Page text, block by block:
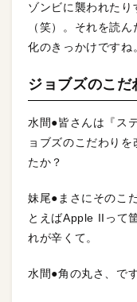
ゾンビに襲われた
（笑）。それを読
化のきっかけですね
ジョブズのこ
水間●皆さんは『ス
ョブズのこだわり
たか？
妹尾●まさにそのこ
とえばApple IIって
れが辛くて。
水間●角の丸さ、です